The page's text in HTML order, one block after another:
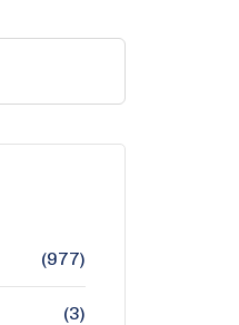
(977)
(3)